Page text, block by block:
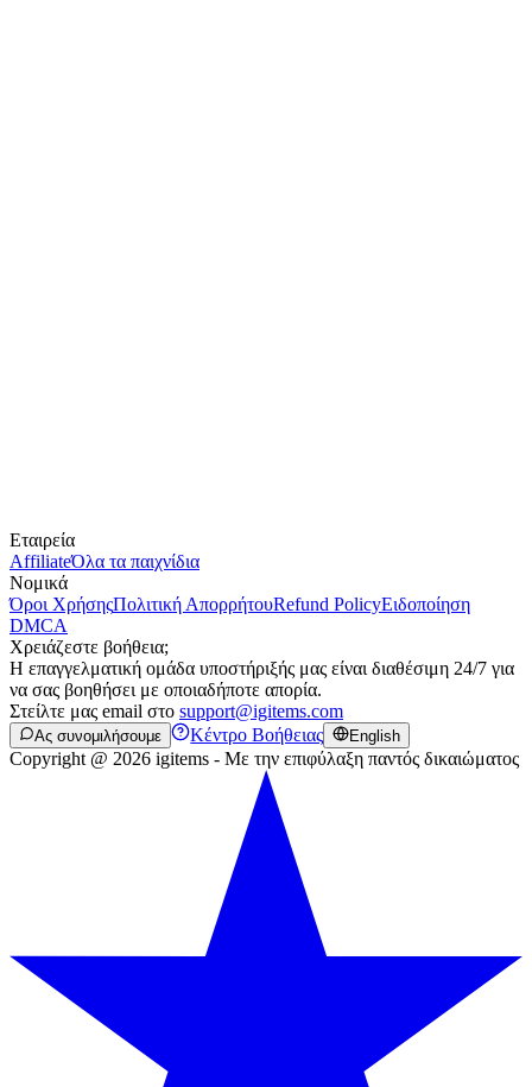
Εταιρεία
AffiliateΌλα τα παιχνίδια
Νομικά
Όροι ΧρήσηςΠολιτική ΑπορρήτουRefund PolicyΕιδοποίηση
DMCA
Χρειάζεστε βοήθεια;
Η επαγγελματική ομάδα υποστήριξής μας είναι διαθέσιμη 24/7 για
να σας βοηθήσει με οποιαδήποτε απορία.
Στείλτε μας email στο support@igitems.com
Ας συνομιλήσουμε Κέντρο Βοήθειας English
Copyright @ 2026 igitems - Με την επιφύλαξη παντός δικαιώματος